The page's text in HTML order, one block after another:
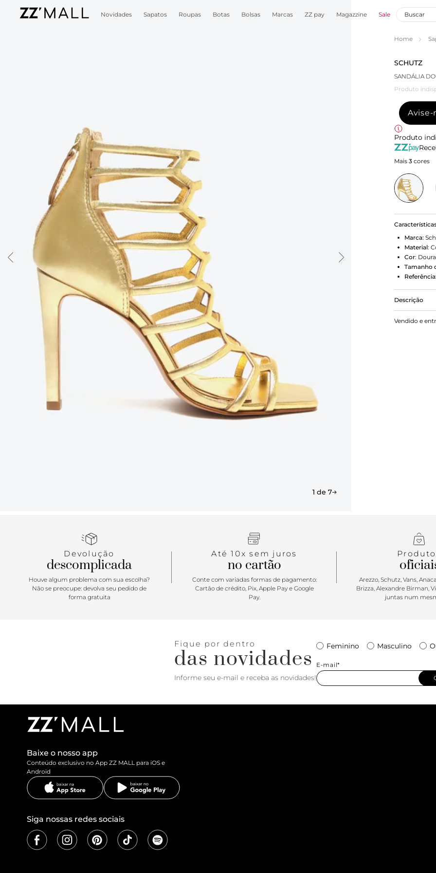
Novidades Sapatos Roupas Botas Bolsas Marcas ZZ pay Magazzine Sale
1 de 7
Home
SCHUTZ
SANDÁLIA
Produto
Avise-
Produto
Mais 3 cores
Marca:
Material:
Cor:
Tamanho
Referência:
Descrição
Com salto
sandália
Vendido e
Devolução
descomplicada
Houve algum problema com sua escolha?
Não se preocupe: devolva seu pedido de
forma gratuita
Até 10x sem juros
no cartão
Conte com variadas formas de pagamento:
Cartão de crédito, Pix, Apple Pay e Google
Pay.
Arezzo, Schutz, Vans,
Brizza, Alexandre Birman,
juntas num
Fique por dentro
das novidades
Informe seu e-mail e receba as novidades!
Feminino Masculino
E-mail*
Baixe o nosso app
Conteúdo exclusivo no App ZZ MALL para iOS e
Android
Siga nossas redes sociais